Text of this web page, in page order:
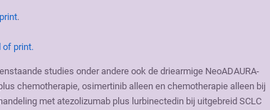
.
of print.
studies onder andere ook de driearmige NeoADAURA-
chemotherapie, osimertinib alleen en chemotherapie alleen bij
met atezolizumab plus lurbinectedin bij uitgebreid SCLC